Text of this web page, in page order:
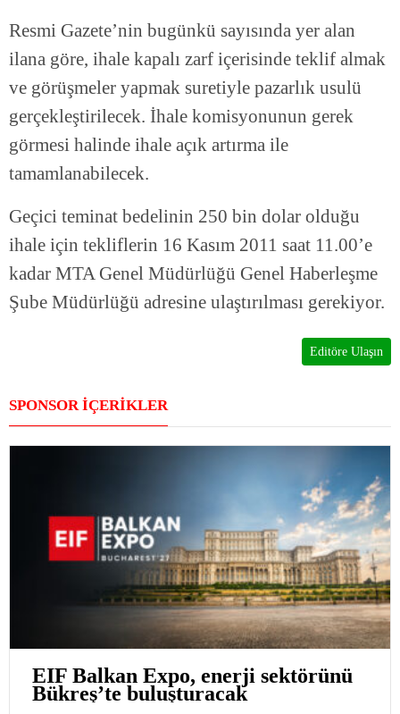
Resmi Gazete’nin bugünkü sayısında yer alan
ilana göre, ihale kapalı zarf içerisinde teklif almak
ve görüşmeler yapmak suretiyle pazarlık usulü
gerçekleştirilecek. İhale komisyonunun gerek
görmesi halinde ihale açık artırma ile
tamamlanabilecek.
Geçici teminat bedelinin 250 bin dolar olduğu
ihale için tekliflerin 16 Kasım 2011 saat 11.00’e
kadar MTA Genel Müdürlüğü Genel Haberleşme
Şube Müdürlüğü adresine ulaştırılması gerekiyor.
Editöre Ulaşın
SPONSOR İÇERİKLER
EIF Balkan Expo, enerji sektörünü
Bükreş’te buluşturacak